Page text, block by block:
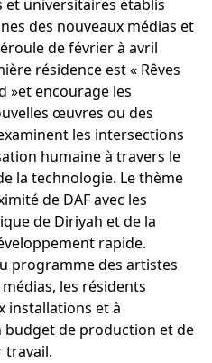
et universitaires établis
des nouveaux médias et
de février à avril
résidence est « Rêves
»et encourage les
œuvres ou des
les intersections
humaine à travers le
la technologie. Le thème
de DAF avec les
de Diriyah et de la
rapide.
programme des artistes
les résidents
installations et à
budget de production et de
travail.